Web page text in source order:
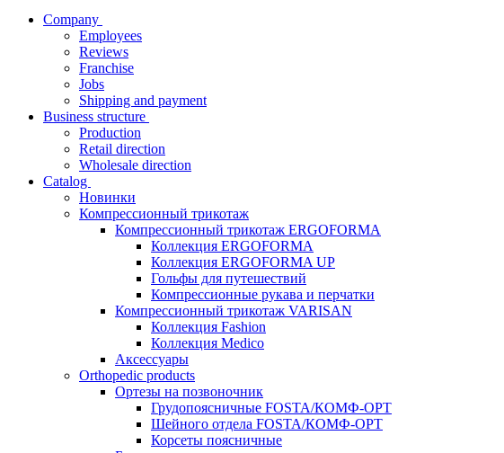
Company
Employees
Reviews
Franchise
Jobs
Shipping and payment
Business structure
Production
Retail direction
Wholesale direction
Catalog
Новинки
Компрессионный трикотаж
Компрессионный трикотаж ERGOFORMA
Коллекция ERGOFORMA
Коллекция ERGOFORMA UP
Гольфы для путешествий
Компрессионные рукава и перчатки
Компрессионный трикотаж VARISAN
Коллекция Fashion
Коллекция Medico
Аксессуары
Orthopedic products
Ортезы на позвоночник
Грудопоясничные FOSTA/КОМФ-ОРТ
Шейного отдела FOSTA/КОМФ-ОРТ
Корсеты поясничные